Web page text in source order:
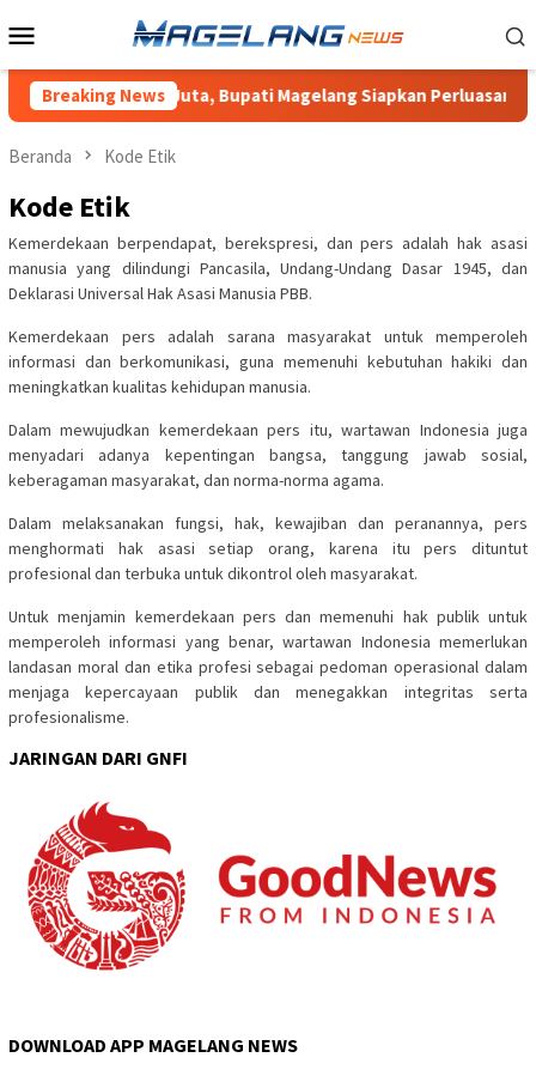
ke
Mobile
Breaking News
Rp203,7 Juta, Bupati Magelang Siapkan Perluasan Program
Beranda Kode Etik
Kode Etik
Kemerdekaan berpendapat, berekspresi, dan pers adalah hak asasi
manusia yang dilindungi Pancasila, Undang-Undang Dasar 1945, dan
Deklarasi Universal Hak Asasi Manusia PBB.
Kemerdekaan pers adalah sarana masyarakat untuk memperoleh
informasi dan berkomunikasi, guna memenuhi kebutuhan hakiki dan
meningkatkan kualitas kehidupan manusia.
Dalam mewujudkan kemerdekaan pers itu, wartawan Indonesia juga
menyadari adanya kepentingan bangsa, tanggung jawab sosial,
keberagaman masyarakat, dan norma-norma agama.
Dalam melaksanakan fungsi, hak, kewajiban dan peranannya, pers
menghormati hak asasi setiap orang, karena itu pers dituntut
profesional dan terbuka untuk dikontrol oleh masyarakat.
Untuk menjamin kemerdekaan pers dan memenuhi hak publik untuk
memperoleh informasi yang benar, wartawan Indonesia memerlukan
landasan moral dan etika profesi sebagai pedoman operasional dalam
menjaga kepercayaan publik dan menegakkan integritas serta
profesionalisme.
JARINGAN DARI GNFI
DOWNLOAD APP MAGELANG NEWS